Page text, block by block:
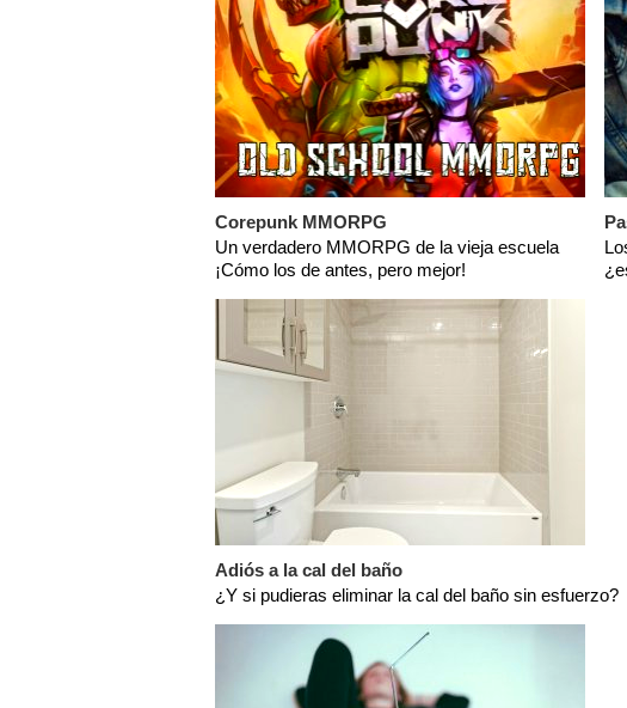
Corepunk MMORPG
Un verdadero MMORPG de la vieja escuela
¡Cómo los de antes, pero mejor!
Adiós a la cal del baño
¿Y si pudieras eliminar la cal del baño sin esfuerzo?